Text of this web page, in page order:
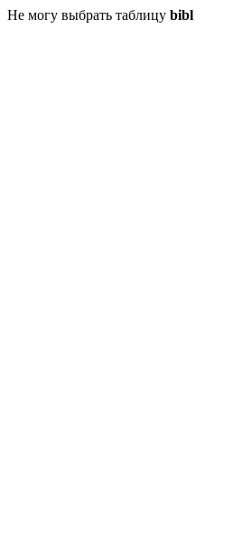
Не могу выбрать таблицу bibl